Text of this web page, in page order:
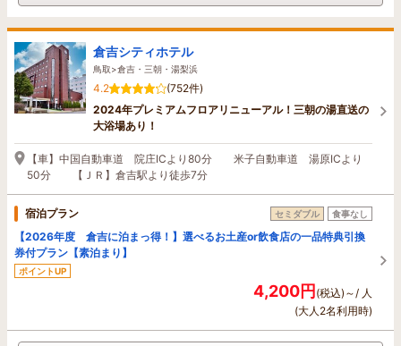
倉吉シティホテル
鳥取>倉吉・三朝・湯梨浜
4.2
(752件)
2024年プレミアムフロアリニューアル！三朝の湯直送の
大浴場あり！
【車】中国自動車道 院庄ICより80分 米子自動車道 湯原ICより
50分 【ＪＲ】倉吉駅より徒歩7分
宿泊プラン セミダブル 食事なし
【2026年度 倉吉に泊まっ得！】選べるお土産or飲食店の一品特典引換
券付プラン【素泊まり】
ポイントUP
4,200円(税込)～/ 人
(大人2名利用時)